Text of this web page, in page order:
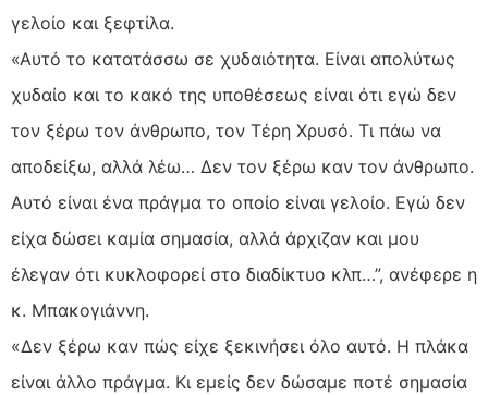
γελοίο και ξεφτίλα.
«Αυτό το κατατάσσω σε χυδαιότητα. Είναι απολύτως
χυδαίο και το κακό της υποθέσεως είναι ότι εγώ δεν
τον ξέρω τον άνθρωπο, τον Τέρη Χρυσό. Τι πάω να
αποδείξω, αλλά λέω… Δεν τον ξέρω καν τον άνθρωπο.
Αυτό είναι ένα πράγμα το οποίο είναι γελοίο. Εγώ δεν
είχα δώσει καμία σημασία, αλλά άρχιζαν και μου
έλεγαν ότι κυκλοφορεί στο διαδίκτυο κλπ…”, ανέφερε η
κ. Μπακογιάννη.
«Δεν ξέρω καν πώς είχε ξεκινήσει όλο αυτό. Η πλάκα
είναι άλλο πράγμα. Κι εμείς δεν δώσαμε ποτέ σημασία